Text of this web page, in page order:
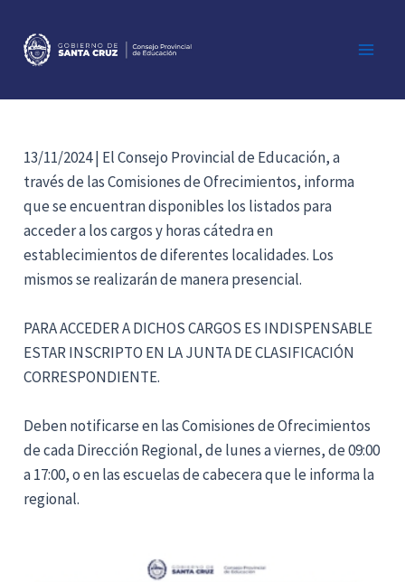
contenido
13/11/2024 | El Consejo Provincial de Educación, a
través de las Comisiones de Ofrecimientos, informa
que se encuentran disponibles los listados para
acceder a los cargos y horas cátedra en
establecimientos de diferentes localidades. Los
mismos se realizarán de manera presencial.
PARA ACCEDER A DICHOS CARGOS ES INDISPENSABLE
ESTAR INSCRIPTO EN LA JUNTA DE CLASIFICACIÓN
CORRESPONDIENTE.
Deben notificarse en las Comisiones de Ofrecimientos
de cada Dirección Regional, de lunes a viernes, de 09:00
a 17:00, o en las escuelas de cabecera que le informa la
regional.